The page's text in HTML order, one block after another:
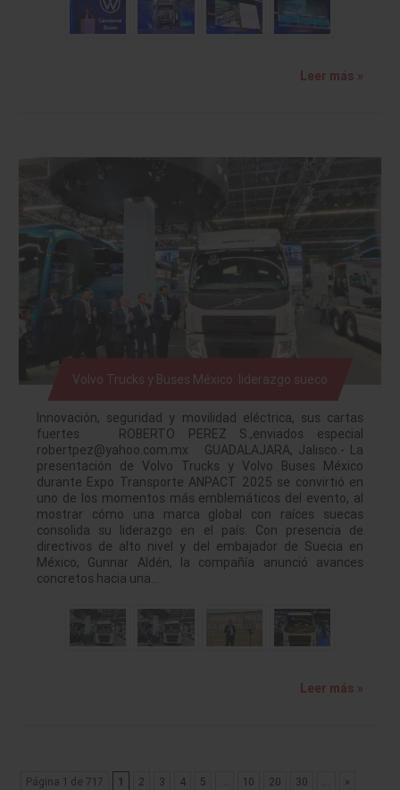
Leer más »
Volvo Trucks y Buses México: liderazgo sueco
Innovación, seguridad y movilidad eléctrica, sus cartas
fuertes ROBERTO PEREZ S.,enviados especial
robertpez@yahoo.com.mx GUADALAJARA, Jalisco.- La
presentación de Volvo Trucks y Volvo Buses México
durante Expo Transporte ANPACT 2025 se convirtió en
uno de los momentos más emblemáticos del evento, al
mostrar cómo una marca global con raíces suecas
consolida su liderazgo en el país. Con presencia de
directivos de alto nivel y del embajador de Suecia en
México, Gunnar Aldén, la compañía anunció avances
concretos hacia una…
Leer más »
Página 1 de 717 1 2 3 4 5 10 20 30
»